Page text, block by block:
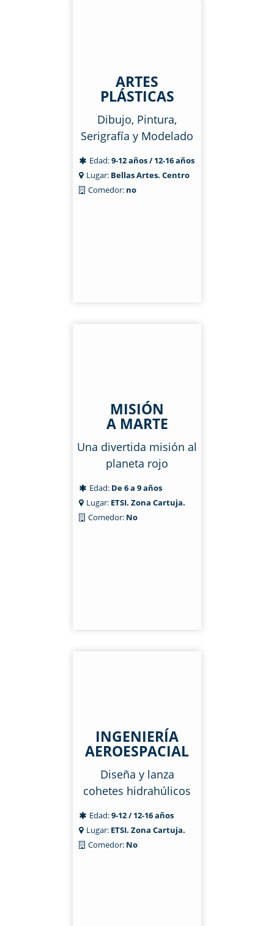
ARTES
PLÁSTICAS
Dibujo, Pintura,
Serigrafía y Modelado
Edad:9-12 años / 12-16 años
Lugar: Bellas Artes. Centro
Comedor: no
MISIÓN
A MARTE
Una divertida misión al
planeta rojo
Edad: De 6 a 9 años
Lugar: ETSI. Zona Cartuja.
Comedor: No
INGENIERÍA
AEROESPACIAL
Diseña y lanza
cohetes hidrahúlicos
Edad:9-12 / 12-16 años
Lugar: ETSI. Zona Cartuja.
Comedor: No